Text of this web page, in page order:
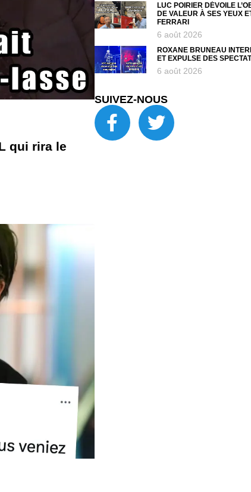
qui rira le
LUC POIRIER DÉVOILE
DE VALEUR À SES YEUX
FERRARI
6 août 2026
ROXANE BRUNEAU
ET EXPULSE DES
6 août 2026
SUIVEZ-NOUS